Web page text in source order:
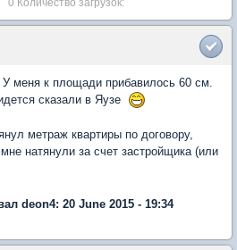
меня к площади прибавилось 60 см.
сказали в Яузе
метраж квартиры по договору,
натянули за счет застройщика (или
deon4: 20 June 2015 - 19:34